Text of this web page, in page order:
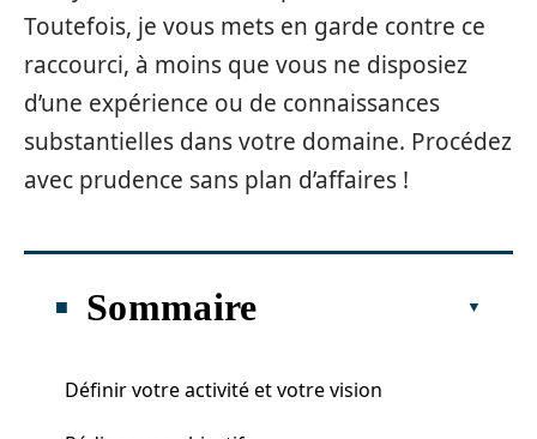
Toutefois, je vous mets en garde contre ce
raccourci, à moins que vous ne disposiez
d’une expérience ou de connaissances
substantielles dans votre domaine. Procédez
avec prudence sans plan d’affaires !
Sommaire
Définir votre activité et votre vision